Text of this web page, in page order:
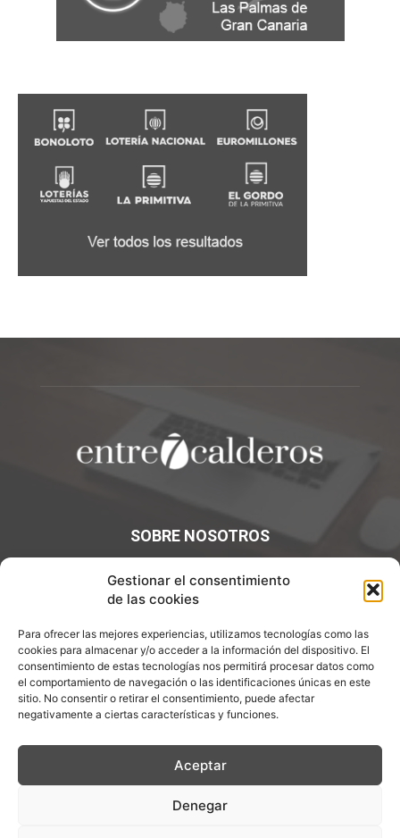
Gestionar el consentimiento
de las cookies
Para ofrecer las mejores experiencias, utilizamos tecnologías como las
cookies para almacenar y/o acceder a la información del dispositivo. El
consentimiento de estas tecnologías nos permitirá procesar datos como
el comportamiento de navegación o las identificaciones únicas en este
sitio. No consentir o retirar el consentimiento, puede afectar
negativamente a ciertas características y funciones.
Aceptar
Denegar
SOBRE NOSOTROS
¡Bienvenidos a Entre7Calderos.com, el lugar donde la
gastronomía y la cultura culinaria se encuentran! Sumérgete
Contáctanos:info@entre7calderos.com
SÍGUENOS